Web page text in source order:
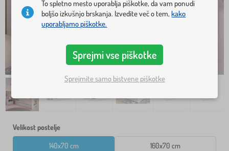
Velikost postelje
140x70 cm 160x70 cm
To spletno mesto uporablja piškotke, da vam ponudi
boljšo izkušnjo brskanja. Izvedite več o tem,kako
uporabljamo piškotke.
Sprejmi vse piškotke
Sprejmite samo bistvene piškotke